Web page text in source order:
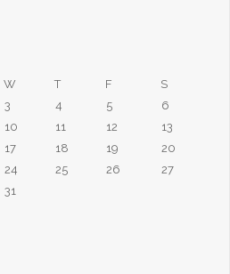
W T F
S
3 4 5
6
10 11 12
13
17 18 19
20
24 25 26
27
31